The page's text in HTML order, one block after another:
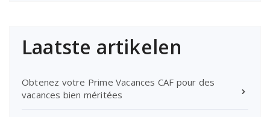
Laatste artikelen
Obtenez votre Prime Vacances CAF pour des
vacances bien méritées